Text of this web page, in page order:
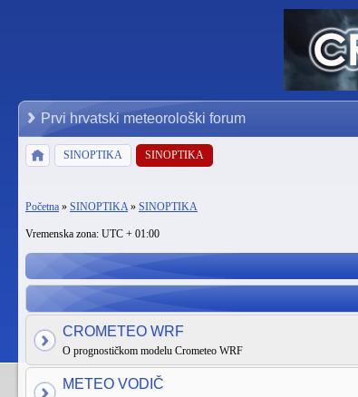
Prvi hrvatski meteorološki forum
SINOPTIKA SINOPTIKA
Početna » SINOPTIKA» SINOPTIKA
Vremenska zona: UTC + 01:00
CROMETEO WRF
O prognostičkom modelu Crometeo WRF
METEO VODIČ